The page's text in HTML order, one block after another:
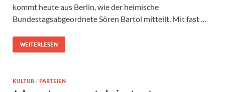
kommt heute aus Berlin, wie der heimische
Bundestagsabgeordnete Sören Bartol mitteilt. Mit fast …
WEITERLESEN
KULTUR / PARTEIEN